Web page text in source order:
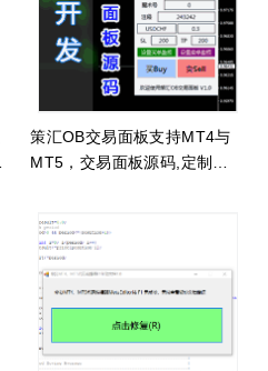
策汇OB交易面板支持MT4与
MT5，交易面板源码,定制各